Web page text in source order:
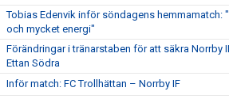
Tobias Edenvik inför söndagens hemmamatch:
och mycket energi"
Förändringar i tränarstaben för att säkra Norrby
Ettan Södra
Inför match: FC Trollhättan – Norrby IF